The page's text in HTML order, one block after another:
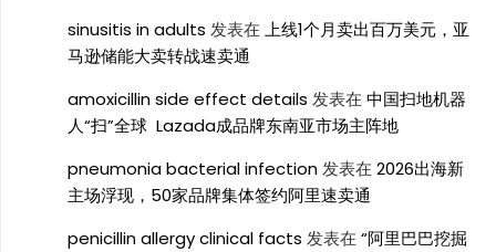
sinusitis in adults 发表在 上线1个月卖出百万美元，亚
马逊储能大卖转战速卖通
amoxicillin side effect details 发表在 中国扫地机器
人“扫”全球 Lazada成品牌东南亚市场主阵地
pneumonia bacterial infection发表在 2026出海新
主场浮现，50家品牌集体签约阿里速卖通
penicillin allergy clinical facts 发表在 “阿里巴巴挖掘